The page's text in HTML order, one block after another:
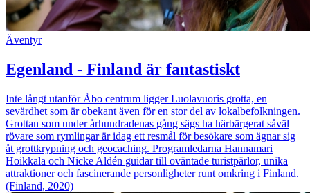
Äventyr
Egenland - Finland är fantastiskt
Inte långt utanför Åbo centrum ligger Luolavuoris grotta, en
sevärdhet som är obekant även för en stor del av lokalbefolkningen.
Grottan som under århundradenas gång sägs ha härbärgerat såväl
rövare som rymlingar är idag ett resmål för besökare som ägnar sig
åt grottkrypning och geocaching. Programledarna Hannamari
Hoikkala och Nicke Aldén guidar till oväntade turistpärlor, unika
attraktioner och fascinerande personligheter runt omkring i Finland.
(Finland, 2020)